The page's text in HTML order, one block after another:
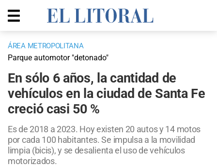
ÁREA METROPOLITANA
Parque automotor "detonado"
En sólo 6 años, la cantidad de
vehículos en la ciudad de Santa Fe
creció casi 50 %
Es de 2018 a 2023. Hoy existen 20 autos y 14 motos
por cada 100 habitantes. Se impulsa a la movilidad
limpia (bicis), y se desalienta el uso de vehículos
motorizados.